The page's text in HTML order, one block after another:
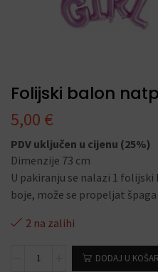
Folijski balon
5,00 €
PDV uključen u cijenu (25%)
Dimenzije 73 cm
U pakiranju se nalazi 1
boje, može se propeljat
2 na zalihi
DODAJ U